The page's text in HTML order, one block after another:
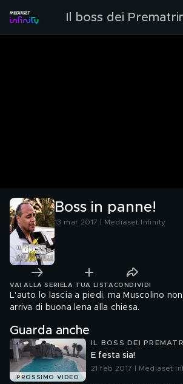
Il boss dei
Boss in panne!
13 mar 2017 | Mediaset Infinity
VAI ALLA SERIE LA TUA LISTA CONDIVIDI
L'auto lo lascia a piedi, ma Muscolino
arriva di buona lena alla chiesa.
Guarda anche
PROSSIMO VIDEO
IL BOSS DEI
E festa sia!
21 feb 2017 | Mediaset